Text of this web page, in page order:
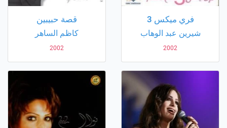
فري ميكس 3
شيرين عبد الوهاب
2002
قصة حبيبين
كاظم الساهر
2002